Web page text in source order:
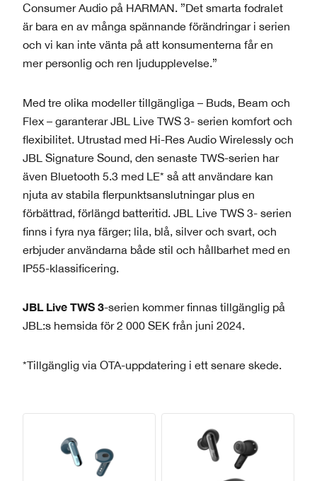
Consumer Audio på HARMAN. ”Det smarta fodralet
är bara en av många spännande förändringar i serien
och vi kan inte vänta på att konsumenterna får en
mer personlig och ren ljudupplevelse.”
Med tre olika modeller tillgängliga – Buds, Beam och
Flex – garanterar JBL Live TWS 3- serien komfort och
flexibilitet. Utrustad med Hi-Res Audio Wirelessly och
JBL Signature Sound, den senaste TWS-serien har
även Bluetooth 5.3 med LE* så att användare kan
njuta av stabila flerpunktsanslutningar plus en
förbättrad, förlängd batteritid. JBL Live TWS 3- serien
finns i fyra nya färger; lila, blå, silver och svart, och
erbjuder användarna både stil och hållbarhet med en
IP55-klassificering.
JBL Live TWS 3-serien kommer finnas tillgänglig på
JBL:s hemsida för 2 000 SEK från juni 2024.
*Tillgänglig via OTA-uppdatering i ett senare skede.